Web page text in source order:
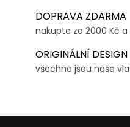
DOPRAVA ZDARMA
nakupte za 2000 Kč
ORIGINÁLNÍ DESIGN
všechno jsou naše